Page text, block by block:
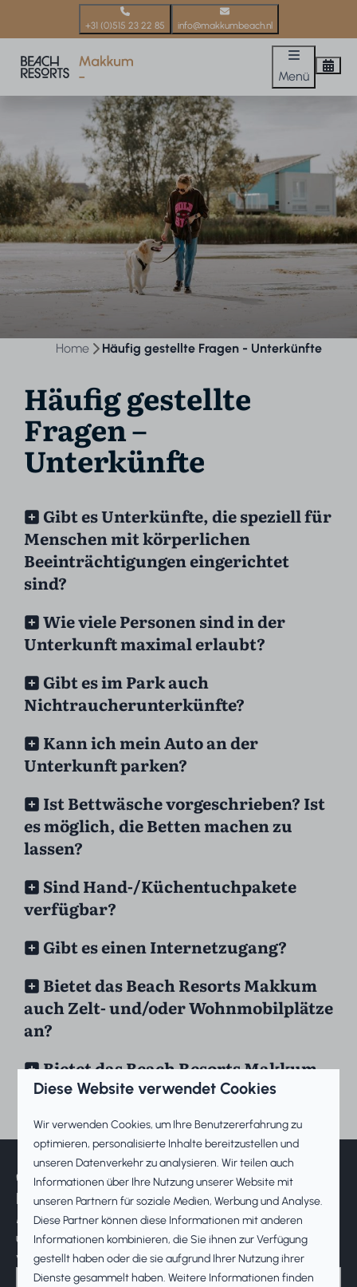
+31 (0)515 23 22 85 info@makkumbeach.nl
Menü
Home Häufig gestellte Fragen - Unterkünfte
Häufig gestellte
Fragen –
Unterkünfte
Gibt es Unterkünfte, die speziell für
Menschen mit körperlichen
Beeinträchtigungen eingerichtet
sind?
Wie viele Personen sind in der
Unterkunft maximal erlaubt?
Gibt es im Park auch
Nichtraucherunterkünfte?
Kann ich mein Auto an der
Unterkunft parken?
Ist Bettwäsche vorgeschrieben? Ist
es möglich, die Betten machen zu
lassen?
Sind Hand-/Küchentuchpakete
verfügbar?
Gibt es einen Internetzugang?
Bietet das Beach Resorts Makkum
auch Zelt- und/oder Wohnmobilplätze
an?
Bietet das Beach Resorts Makkum
auch Zelt- und/oder Wohnmobilplätze
✅ Abonnieren Sie unseren
Newsletter!
Melden Sie sich für unseren Newsletter an
und erhalten Sie Neuigkeiten und
verschiedene Rabatte!
Diese Website verwendet Cookies
Wir verwenden Cookies, um Ihre Benutzererfahrung zu
optimieren, personalisierte Inhalte bereitzustellen und
unseren Datenverkehr zu analysieren. Wir teilen auch
Informationen über Ihre Nutzung unserer Website mit
unseren Partnern für soziale Medien, Werbung und Analyse.
Diese Partner können diese Informationen mit anderen
Informationen kombinieren, die Sie ihnen zur Verfügung
gestellt haben oder die sie aufgrund Ihrer Nutzung ihrer
Dienste gesammelt haben. Weitere Informationen finden